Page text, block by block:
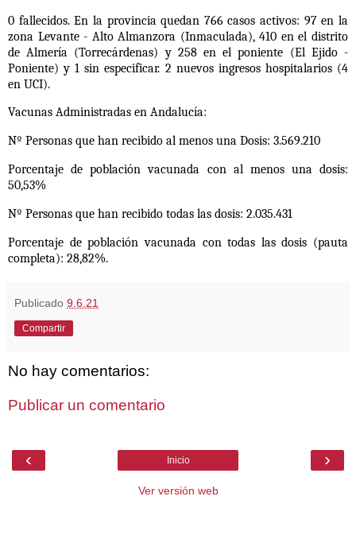
0 fallecidos.En la provincia quedan 766 casos activos: 97 en la
zona Levante - Alto Almanzora (Inmaculada), 410 en el distrito
de Almería (Torrecárdenas) y 258 en el poniente (El Ejido -
Poniente) y 1 sin especificar. 2 nuevos ingresos hospitalarios (4
en UCI).
Vacunas Administradas en Andalucía:
Nº Personas que han recibido al menos una Dosis: 3.569.210
Porcentaje de población vacunada con al menos una dosis:
50,53%
Nº Personas que han recibido todas las dosis: 2.035.431
Porcentaje de población vacunada con todas las dosis (pauta
completa): 28,82%.
Publicado 9.6.21
Compartir
No hay comentarios:
Publicar un comentario
‹ ›
Inicio
Ver versión web